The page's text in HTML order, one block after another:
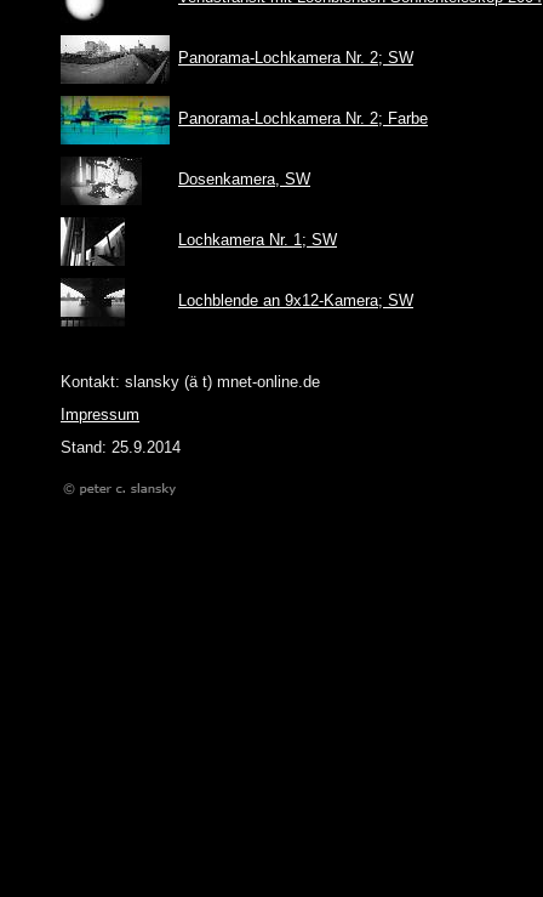
Panorama-Lochkamera Nr. 2; SW
Panorama-Lochkamera Nr. 2; Farbe
Dosenkamera, SW
Lochkamera Nr. 1; SW
Lochblende an 9x12-Kamera; SW
Kontakt: slansky (ä t) mnet-online.de
Impressum
Stand: 25.9.2014